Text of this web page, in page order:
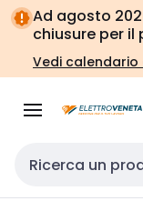
Vai alla
navigazione
Vai
alla
pagina
Ad agosto
chiusure per il
Vedi calendario
Cerca input